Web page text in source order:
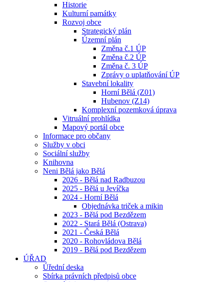
Historie
Kulturní památky
Rozvoj obce
Strategický plán
Územní plán
Změna č.1 ÚP
Změna č.2 ÚP
Změna č. 3 ÚP
Zprávy o uplatňování ÚP
Stavební lokality
Horní Bělá (Z01)
Hubenov (Z14)
Komplexní pozemková úprava
Vitruální prohlídka
Mapový portál obce
Informace pro občany
Služby v obci
Sociální služby
Knihovna
Neni Bělá jako Bělá
2026 - Bělá nad Radbuzou
2025 - Bělá u Jevíčka
2024 - Horní Bělá
Objednávka triček a mikin
2023 - Bělá pod Bezdězem
2022 - Stará Bělá (Ostrava)
2021 - Česká Bělá
2020 - Rohovládova Bělá
2019 - Bělá pod Bezdězem
ÚŘAD
Úřední deska
Sbírka právních předpisů obce